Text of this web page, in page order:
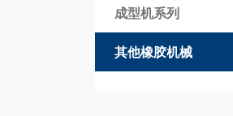
成型机系列
其他橡胶机械